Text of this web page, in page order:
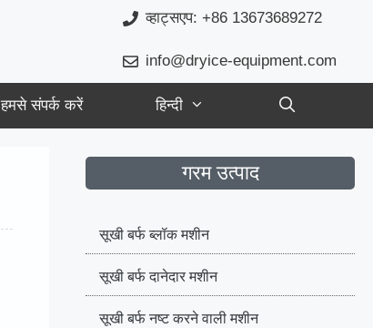
व्हाट्सएप: +86 13673689272
info@dryice-equipment.com
हमसे संपर्क करें हिन्दी
गरम उत्पाद
सूखी बर्फ ब्लॉक मशीन
सूखी बर्फ दानेदार मशीन
सूखी बर्फ नष्ट करने वाली मशीन